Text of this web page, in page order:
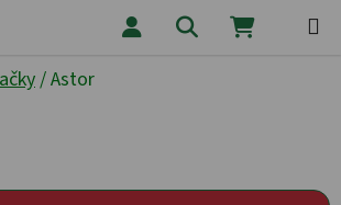
Hledat
/Astor